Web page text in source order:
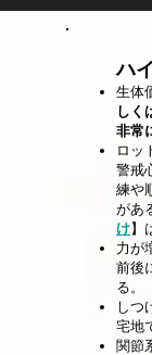
ハ
生体
しく
非常
ロッ
警戒
練や
があ
け】
力が
前後
る。
しつ
宅地
関節